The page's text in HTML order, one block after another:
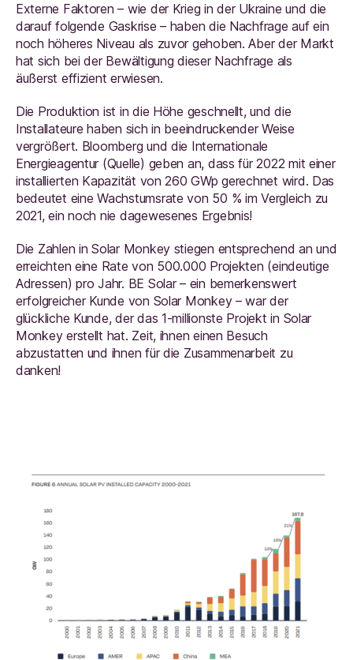
Externe Faktoren – wie der Krieg in der Ukraine und die
darauf folgende Gaskrise – haben die Nachfrage auf ein
noch höheres Niveau als zuvor gehoben. Aber der Markt
hat sich bei der Bewältigung dieser Nachfrage als
äußerst effizient erwiesen.
Die Produktion ist in die Höhe geschnellt, und die
Installateure haben sich in beeindruckender Weise
vergrößert. Bloomberg und die Internationale
Energieagentur (Quelle) geben an, dass für 2022 mit einer
installierten Kapazität von 260 GWp gerechnet wird. Das
bedeutet eine Wachstumsrate von 50 % im Vergleich zu
2021, ein noch nie dagewesenes Ergebnis!
Die Zahlen in Solar Monkey stiegen entsprechend an und
erreichten eine Rate von 500.000 Projekten (eindeutige
Adressen) pro Jahr. BE Solar – ein bemerkenswert
erfolgreicher Kunde von Solar Monkey – war der
glückliche Kunde, der das 1-millionste Projekt in Solar
Monkey erstellt hat. Zeit, ihnen einen Besuch
abzustatten und ihnen für die Zusammenarbeit zu
danken!